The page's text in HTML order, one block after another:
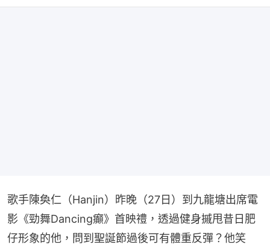
歌手陳奐仁（Hanjin）昨晚（27日）到九龍塘出席電
影《勁舞Dancing癲》首映禮，透過健身摵甩昔日肥
仔形象的他，問到聖誕節過後可有體重反彈？他笑